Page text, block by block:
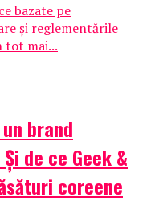
bazate pe
și reglementările
tot mai...
brand
de ce Geek &
coreene